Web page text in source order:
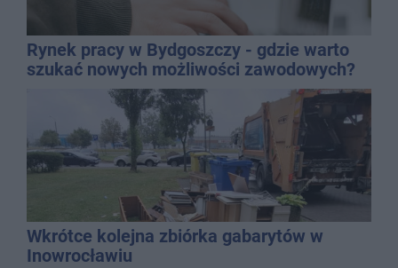
Rynek pracy w Bydgoszczy - gdzie warto
szukać nowych możliwości zawodowych?
Wkrótce kolejna zbiórka gabarytów w
Inowrocławiu